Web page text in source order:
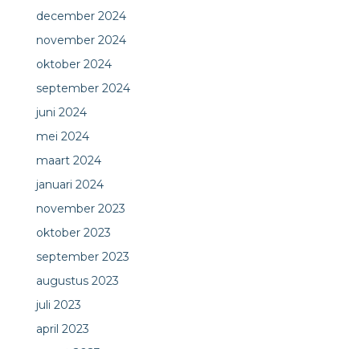
december 2024
november 2024
oktober 2024
september 2024
juni 2024
mei 2024
maart 2024
januari 2024
november 2023
oktober 2023
september 2023
augustus 2023
juli 2023
april 2023